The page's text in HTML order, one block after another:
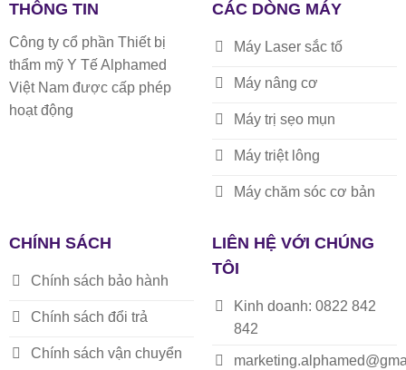
THÔNG TIN
Công ty cổ phần Thiết bị
thẩm mỹ Y Tế Alphamed
Việt Nam được cấp phép
hoạt động
CÁC DÒNG MÁY
Máy Laser sắc tố
Máy nâng cơ
Máy trị sẹo mụn
Máy triệt lông
Máy chăm sóc cơ bản
CHÍNH SÁCH
Chính sách bảo hành
Chính sách đổi trả
Chính sách vận chuyển
LIÊN HỆ VỚI CHÚNG
TÔI
Kinh doanh: 0822 842
842